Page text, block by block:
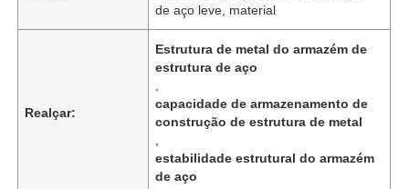
de aço leve, material
Realçar:
Estrutura de metal do armazém de
estrutura de aço
capacidade de armazenamento de
construção de estrutura de metal
estabilidade estrutural do armazém
de aço